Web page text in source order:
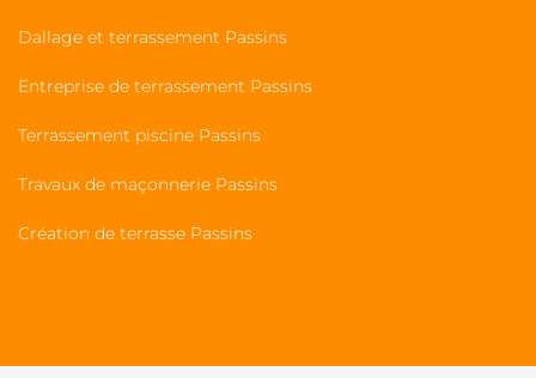
Dallage et terrassement Passins
Entreprise de terrassement Passins
Terrassement piscine Passins
Travaux de maçonnerie Passins
Création de terrasse Passins